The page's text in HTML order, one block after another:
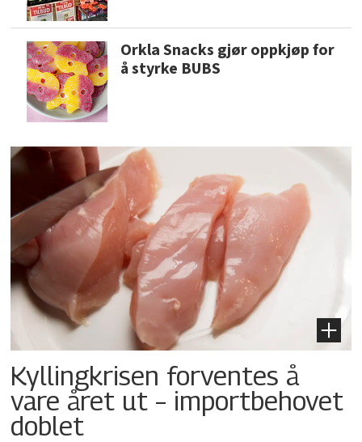
Orkla Snacks gjør oppkjøp for
å styrke BUBS
Kyllingkrisen forventes å
vare året ut – importbehovet
doblet